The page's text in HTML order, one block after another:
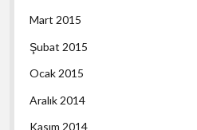
Mart 2015
Şubat 2015
Ocak 2015
Aralık 2014
Kasım 2014